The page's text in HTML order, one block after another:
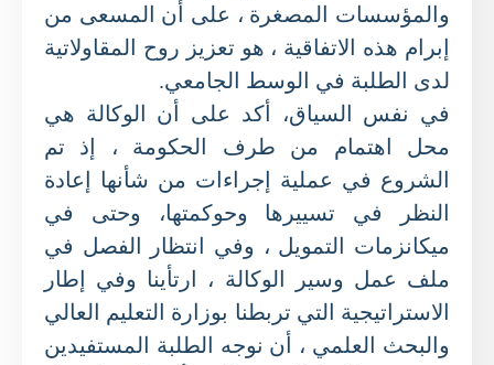
والمؤسسات المصغرة ، على أن المسعى من
إبرام هذه الاتفاقية ، هو تعزيز روح المقاولاتية
لدى الطلبة في الوسط الجامعي.
في نفس السياق، أكد على أن الوكالة هي
محل اهتمام من طرف الحكومة ، إذ تم
الشروع في عملية إجراءات من شأنها إعادة
النظر في تسييرها وحوكمتها، وحتى في
ميكانزمات التمويل ، وفي انتظار الفصل في
ملف عمل وسير الوكالة ، ارتأينا وفي إطار
الاستراتيجية التي تربطنا بوزارة التعليم العالي
والبحث العلمي ، أن نوجه الطلبة المستفيدين